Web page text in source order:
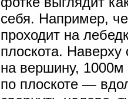
себя. Например,
проходит на
плоскота. Наверху
на вершину, 1000м
по плоскоте —